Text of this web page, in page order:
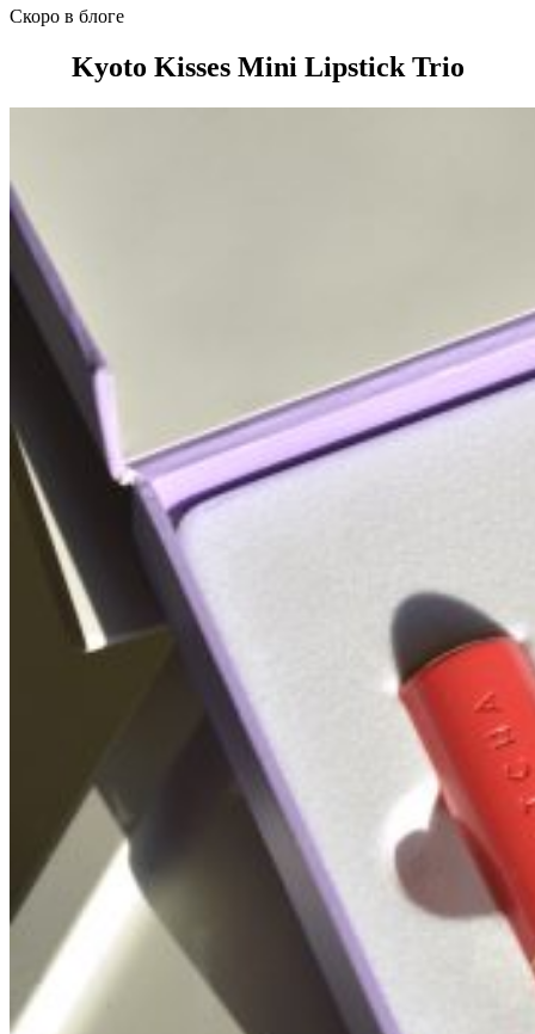
Скоро в блоге
Kyoto Kisses Mini Lipstick Trio